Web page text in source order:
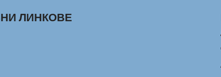
ЛИНКОВЕ